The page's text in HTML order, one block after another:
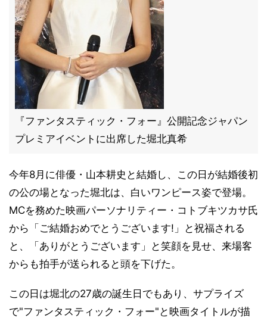
『ファンタスティック・フォー』公開記念ジャパン
プレミアイベントに出席した堀北真希
今年8月に俳優・山本耕史と結婚し、この日が結婚後初
の公の場となった堀北は、白いワンピース姿で登場。
MCを務めた映画パーソナリティー・コトブキツカサ氏
から「ご結婚おめでとうございます!」と祝福される
と、「ありがとうございます」と笑顔を見せ、来場客
からも拍手が送られると頭を下げた。
この日は堀北の27歳の誕生日でもあり、サプライズ
で"ファンタスティック・フォー"と映画タイトルが描